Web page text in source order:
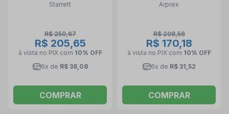
Starrett
R$ 250,67
R$ 205,65
à vista no PIX com 10% OFF
6x de R$ 38,08
COMPRAR
Arprex
R$ 208,56
R$ 170,18
à vista no PIX com 10% OFF
6x de R$ 31,52
COMPRAR